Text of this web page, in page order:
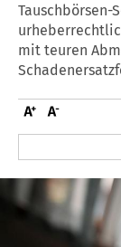
Tauschbörsen-
mit teuren